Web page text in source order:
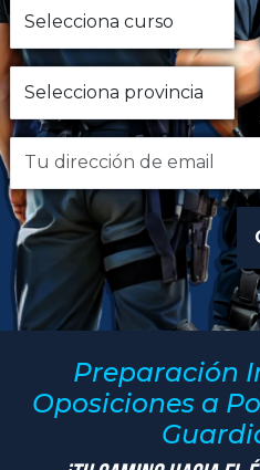
Preparación
Oposiciones a